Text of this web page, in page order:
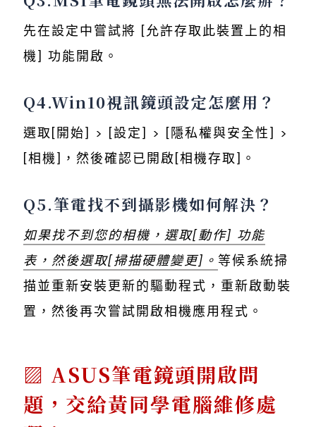
先在設定中嘗試將 [允許存取此裝置上的相
機] 功能開啟。
Q4.Win10視訊鏡頭設定怎麼用？
選取[開始] > [設定] > [隱私權與安全性] >
[相機]，然後確認已開啟[相機存取]。
Q5.筆電找不到攝影機如何解決？
如果找不到您的相機，選取[動作] 功能
表，然後選取[掃描硬體變更]。 等候系統掃
描並重新安裝更新的驅動程式，重新啟動裝
置，然後再次嘗試開啟相機應用程式。
ASUS筆電鏡頭開啟問
題，交給黃同學電腦維修處